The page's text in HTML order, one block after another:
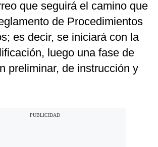
que seguirá el camino que
de Procedimientos
es decir, se iniciará con la
luego una fase de
preliminar, de instrucción y